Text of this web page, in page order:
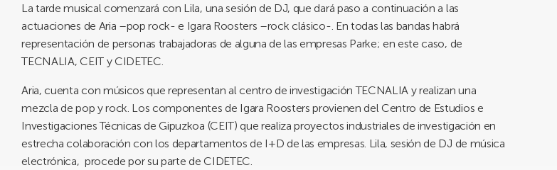
La tarde musical comenzará con Lila, una sesión de DJ, que dará paso a continuación a las
actuaciones de Aria –pop rock- e Igara Roosters –rock clásico-. En todas las bandas habrá
representación de personas trabajadoras de alguna de las empresas Parke; en este caso, de
TECNALIA, CEIT y CIDETEC.
Aria, cuenta con músicos que representan al centro de investigación TECNALIA y realizan una
mezcla de pop y rock. Los componentes de Igara Roosters provienen del Centro de Estudios e
Investigaciones Técnicas de Gipuzkoa (CEIT) que realiza proyectos industriales de investigación en
estrecha colaboración con los departamentos de I+D de las empresas. Lila, sesión de DJ de música
electrónica, procede por su parte de CIDETEC.